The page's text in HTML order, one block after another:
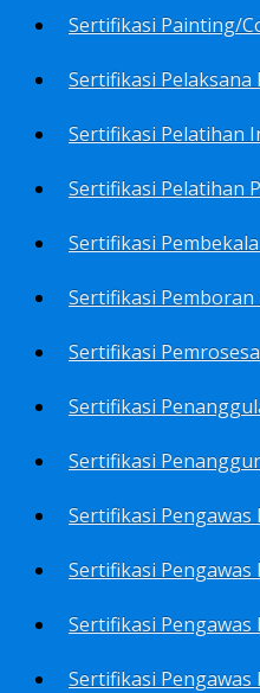
Sertifikasi Painting/
Sertifikasi Pemboran
Sertifikasi
Sertifikasi Pengawas
Sertifikasi Pengawas